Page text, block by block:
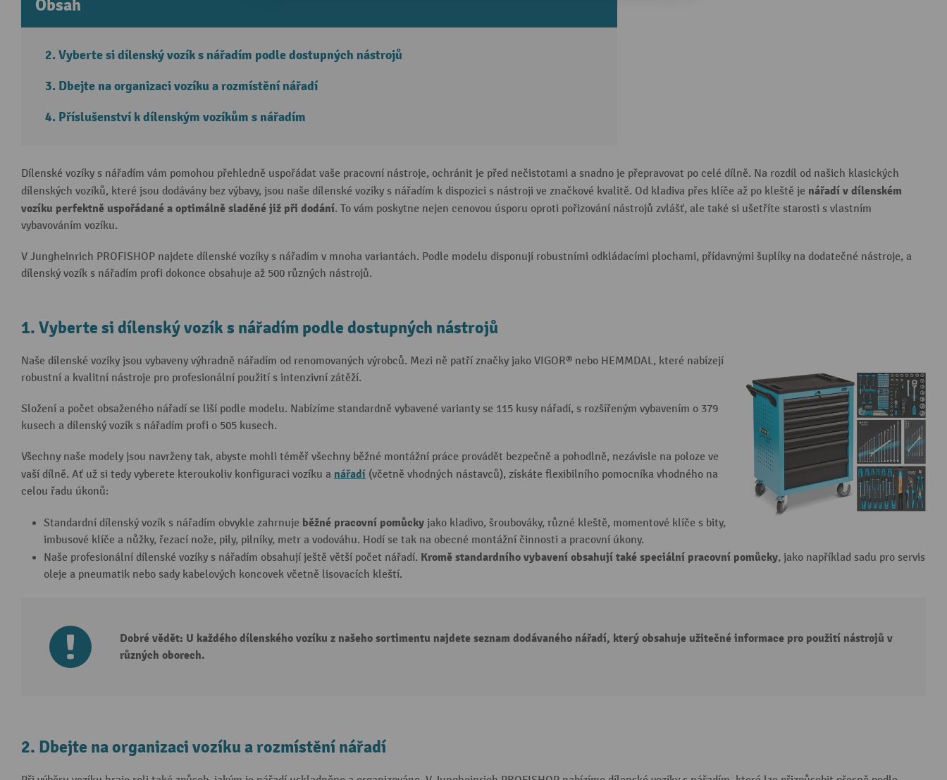
Obsah
Vyberte si dílenský vozík s nářadím podle dostupných nástrojů
Dbejte na organizaci vozíku a rozmístění nářadí
Příslušenství k dílenským vozíkům s nářadím
Dílenské vozíky s nářadím vám pomohou přehledně uspořádat vaše pracovní nástroje, ochránit je před nečistotami a snadno je přepravovat po celé dílně. Na rozdíl od našich klasických
dílenských vozíků, které jsou dodávány bez výbavy, jsou naše dílenské vozíky s nářadím k dispozici s nástroji ve značkové kvalitě. Od kladiva přes klíče až po kleště je nářadí v dílenském
vozíku perfektně uspořádané a optimálně sladěné již při dodání. To vám poskytne nejen cenovou úsporu oproti pořizování nástrojů zvlášť, ale také si ušetříte starosti s vlastním
vybavováním vozíku.
V Jungheinrich PROFISHOP najdete dílenské vozíky s nářadím v mnoha variantách. Podle modelu disponují robustními odkládacími plochami, přídavnými šuplíky na dodatečné nástroje, a
dílenský vozík s nářadím profi dokonce obsahuje až 500 různých nástrojů.
1. Vyberte si dílenský vozík s nářadím podle dostupných nástrojů
Naše dílenské vozíky jsou vybaveny výhradně nářadím od renomovaných výrobců. Mezi ně patří značky jako VIGOR® nebo HEMMDAL, které nabízejí
robustní a kvalitní nástroje pro profesionální použití s intenzivní zátěží.
Složení a počet obsaženého nářadí se liší podle modelu. Nabízíme standardně vybavené varianty se 115 kusy nářadí, s rozšířeným vybavením o 379
kusech a dílenský vozík s nářadím profi o 505 kusech.
Všechny naše modely jsou navrženy tak, abyste mohli téměř všechny běžné montážní práce provádět bezpečně a pohodlně, nezávisle na poloze ve
vaší dílně. Ať už si tedy vyberete kteroukoliv konfiguraci vozíku a nářadí (včetně vhodných nástavců), získáte flexibilního pomocníka vhodného na
celou řadu úkonů:
Standardní dílenský vozík s nářadím obvykle zahrnuje běžné pracovní pomůcky jako kladivo, šroubováky, různé kleště, momentové klíče s bity,
imbusové klíče a nůžky, řezací nože, pily, pilníky, metr a vodováhu. Hodí se tak na obecné montážní činnosti a pracovní úkony.
Naše profesionální dílenské vozíky s nářadím obsahují ještě větší počet nářadí. Kromě standardního vybavení obsahují také speciální pracovní pomůcky, jako například sadu pro servis
oleje a pneumatik nebo sady kabelových koncovek včetně lisovacích kleští.
Dobré vědět: U každého dílenského vozíku z našeho sortimentu najdete seznam dodávaného nářadí, který obsahuje užitečné informace pro použití nástrojů v
různých oborech.
2. Dbejte na organizaci vozíku a rozmístění nářadí